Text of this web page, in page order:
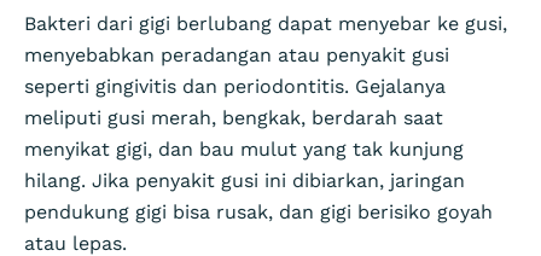
Bakteri dari gigi berlubang dapat menyebar ke gusi,
menyebabkan peradangan atau penyakit gusi
seperti gingivitis dan periodontitis. Gejalanya
meliputi gusi merah, bengkak, berdarah saat
menyikat gigi, dan bau mulut yang tak kunjung
hilang. Jika penyakit gusi ini dibiarkan, jaringan
pendukung gigi bisa rusak, dan gigi berisiko goyah
atau lepas.